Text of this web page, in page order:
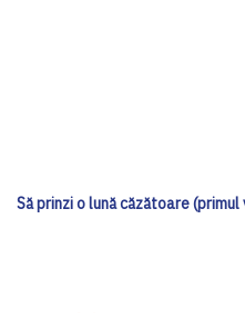
Să prinzi o lună căzătoare